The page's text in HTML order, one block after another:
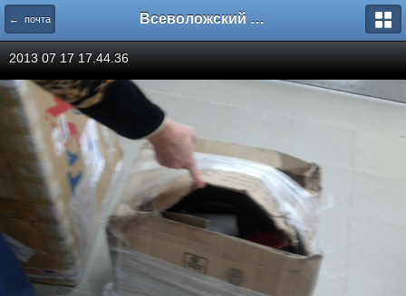
← почта Всеволожский форум
2013 07 17 17.44.36